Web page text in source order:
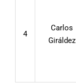
4
Carlos
Giráldez